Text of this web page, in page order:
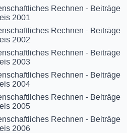
Rechnen - Beiträge
2001
Rechnen - Beiträge
2002
Rechnen - Beiträge
2003
Rechnen - Beiträge
2004
Rechnen - Beiträge
2005
Rechnen - Beiträge
2006